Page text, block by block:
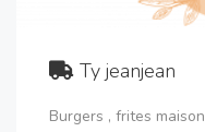
Ty jeanjean
Burgers , frites